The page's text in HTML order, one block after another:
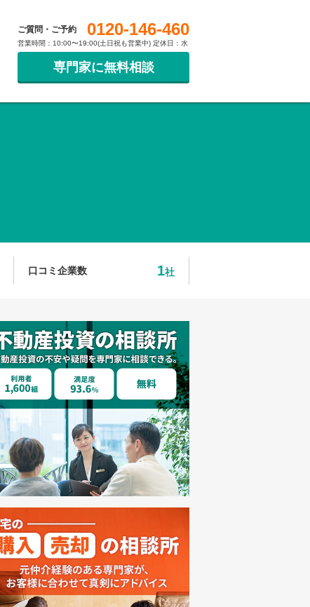
専門家に無料相談
ご質問・ご予約 0120-146-460
営業時間：10:00〜19:00(土日祝も営業中) 定休日：水
口コミ企業数 1社